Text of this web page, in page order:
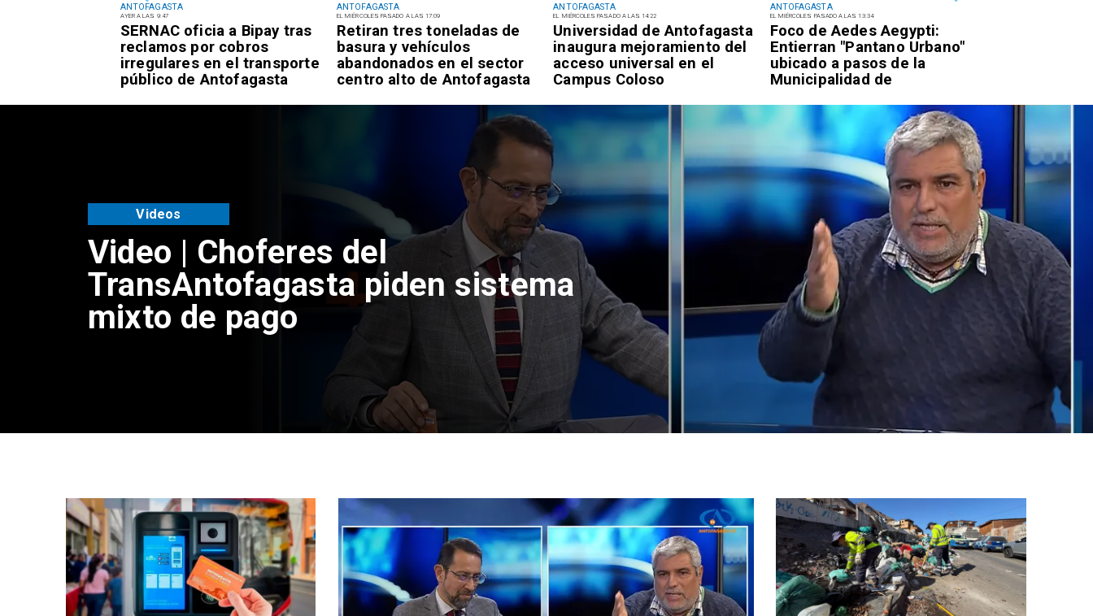
ANTOFAGASTA
AYER A LAS 9:47
SERNAC oficia a Bipay tras
reclamos por cobros
irregulares en el transporte
público de Antofagasta
ANTOFAGASTA
EL MIÉRCOLES PASADO A LAS 17:09
Retiran tres toneladas de
basura y vehículos
abandonados en el sector
centro alto de Antofagasta
ANTOFAGASTA
EL MIÉRCOLES PASADO A LAS 14:22
Universidad de Antofagasta
inaugura mejoramiento del
acceso universal en el
Campus Coloso
ANTOFAGASTA
EL MIÉRCOLES PASADO A LAS 13:34
Foco de Aedes Aegypti:
Entierran "Pantano Urbano"
ubicado a pasos de la
Municipalidad de
Video | Choferes del
TransAntofagasta piden sistema
mixto de pago
Videos